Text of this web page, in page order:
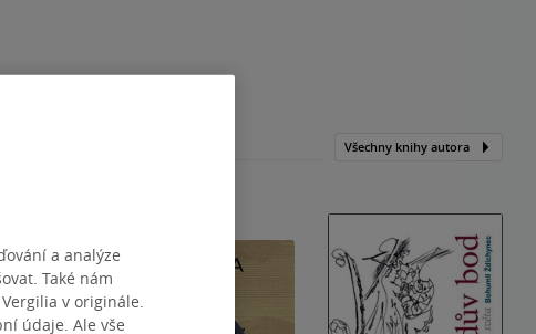
Všechny knihy autora
a analýze
Také nám
v originále.
údaje. Ale vše